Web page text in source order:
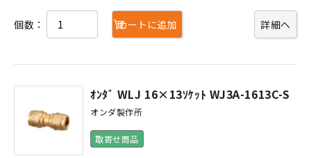
詳細へ
個数： カートに追加
ｵﾝﾀﾞ WLJ 16×13ｿｹｯﾄ WJ3A-1613C-S
オンダ製作所
取寄せ商品